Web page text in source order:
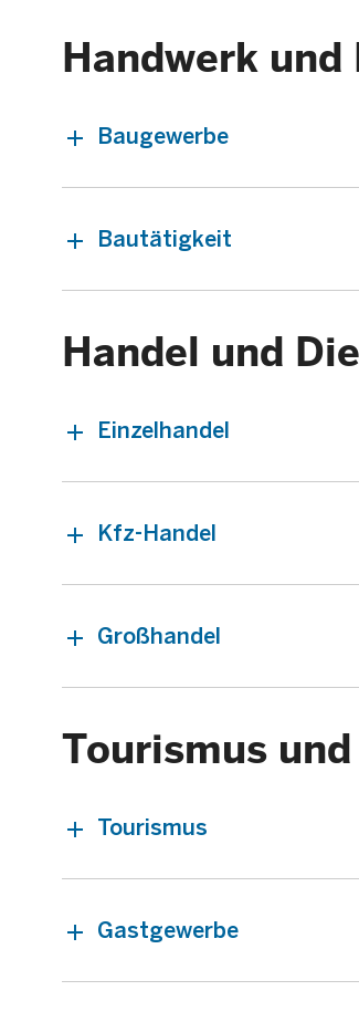
Handwerk und
Baugewerbe
Bautätigkeit
Handel und
Einzelhandel
Kfz-Handel
Großhandel
Tourismus
Tourismus
Gastgewerbe